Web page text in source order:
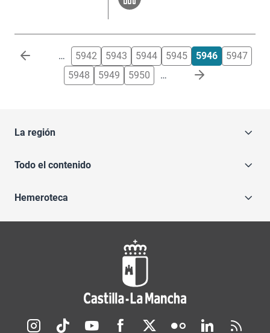
Paginación … 5942 5943 5944 5945 5946
5947
5948
5949 5950 …
La región
Todo el contenido
Hemeroteca
Redes sociales JCCM